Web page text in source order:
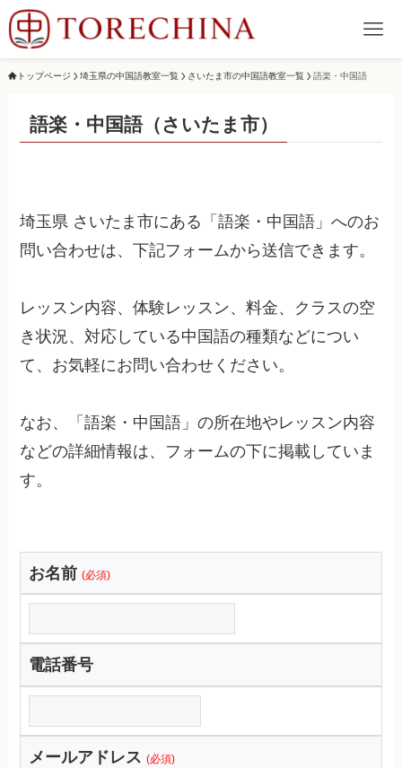
トップページ 埼玉県の中国語教室一覧 さいたま市の中国語教室一覧 語楽・中国語
語楽・中国語（さいたま市）
埼玉県 さいたま市にある「語楽・中国語」へのお
問い合わせは、下記フォームから送信できます。
レッスン内容、体験レッスン、料金、クラスの空
き状況、対応している中国語の種類などについ
て、お気軽にお問い合わせください。
なお、「語楽・中国語」の所在地やレッスン内容
などの詳細情報は、フォームの下に掲載していま
す。
お名前 (必須)
電話番号
メールアドレス (必須)